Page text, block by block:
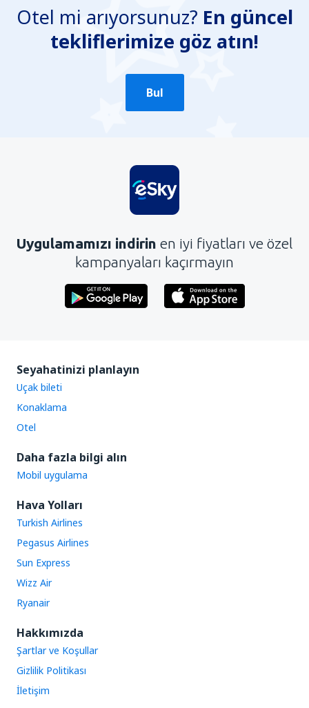
Otel mi arıyorsunuz? En güncel
tekliflerimize göz atın!
Bul
Uygulamamızı indirin en iyi fiyatları ve özel
kampanyaları kaçırmayın
Seyahatinizi planlayın
Uçak bileti
Konaklama
Otel
Daha fazla bilgi alın
Mobil uygulama
Hava Yolları
Turkish Airlines
Pegasus Airlines
Sun Express
Wizz Air
Ryanair
Hakkımızda
Şartlar ve Koşullar
Gizlilik Politikası
İletişim